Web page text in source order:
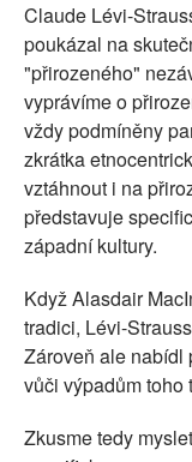
Claude Lévi-
poukázal na
"přirozeného"
vyprávíme o
vždy podmíněny
zkrátka
vztáhnout i na
představuje
západní kultury.
Když Alasdair
tradici, Lévi-
Zároveň ale nabídl
vůči výpadům toho
Zkusme tedy